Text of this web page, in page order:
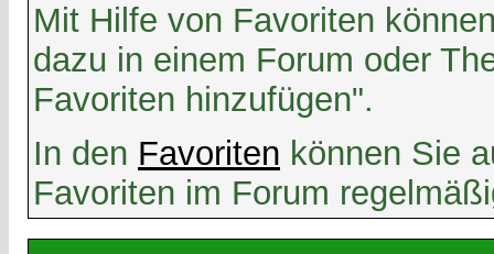
Mit Hilfe von Favoriten
dazu in einem Forum oder
Favoriten hinzufügen".
In den Favoriten können Sie
Favoriten im Forum